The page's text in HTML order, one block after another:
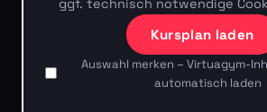
ggf. technisch notwendige
Kursplan laden
Auswahl merken – Virtuagym-
automatisch laden